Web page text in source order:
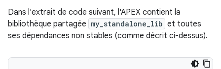
Dans l'extrait de code suivant, l'APEX contient la
bibliothèque partagée my_standalone_lib et toutes
ses dépendances non stables (comme décrit ci-dessus).